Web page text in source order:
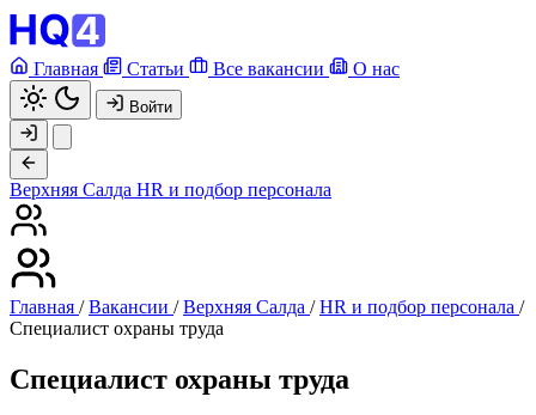
Главная Статьи Все вакансии О нас
Войти
Верхняя Салда HR и подбор персонала
Главная / Вакансии / Верхняя Салда / HR и подбор персонала /
Специалист охраны труда
Специалист охраны труда